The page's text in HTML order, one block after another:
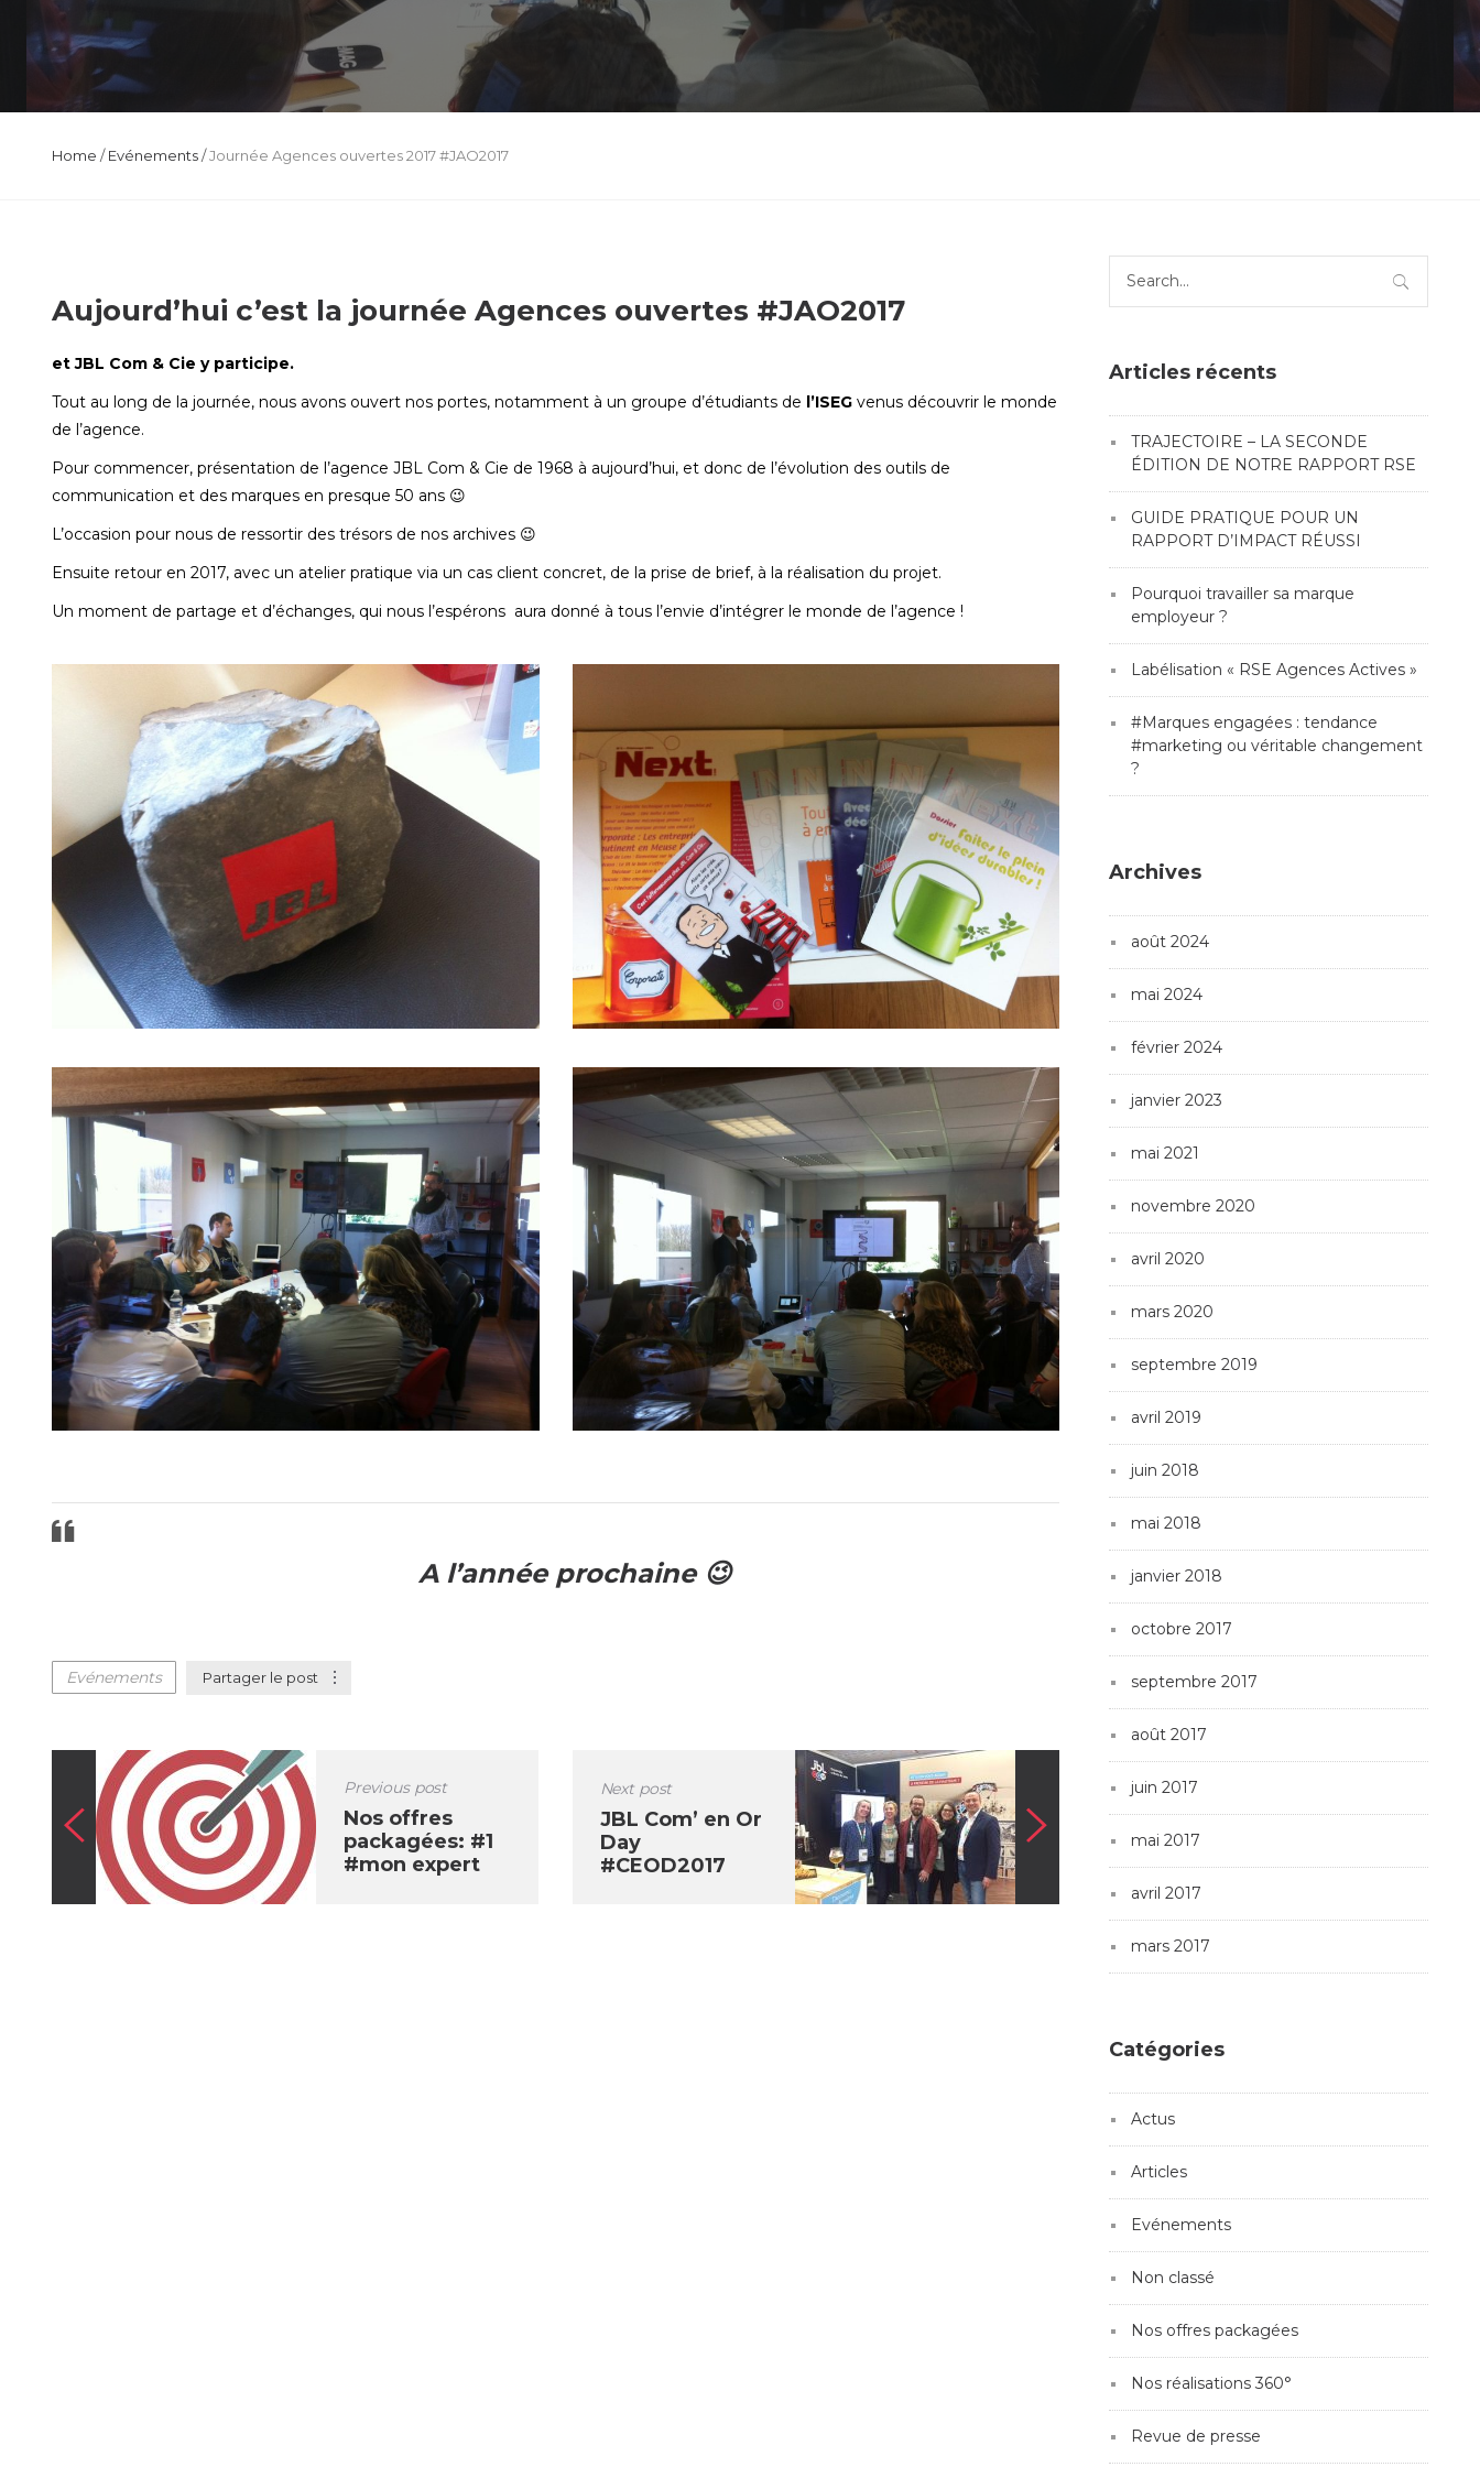
Home /Evénements/Journée Agences ouvertes 2017 #JAO2017
Aujourd’hui c’est la journée Agences ouvertes #JAO2017
et JBL Com & Cie y participe.
Tout au long de la journée, nous avons ouvert nos portes, notamment à un groupe d’étudiants de l’ISEG venus découvrir le monde
de l’agence.
Pour commencer, présentation de l’agence JBL Com & Cie de 1968 à aujourd’hui, et donc de l’évolution des outils de
communication et des marques en presque 50 ans 😉
L’occasion pour nous de ressortir des trésors de nos archives 😉
Ensuite retour en 2017, avec un atelier pratique via un cas client concret, de la prise de brief, à la réalisation du projet.
Un moment de partage et d’échanges, qui nous l’espérons aura donné à tous l’envie d’intégrer le monde de l’agence !
A l’année prochaine 😉
Evénements Partager le post
Previous post
Nos offres
packagées: #1
#mon expert
Next post
JBL Com’ en Or
Day
#CEOD2017
for:
Articles récents
TRAJECTOIRE – LA SECONDE
ÉDITION DE NOTRE RAPPORT RSE
GUIDE PRATIQUE POUR UN
RAPPORT D’IMPACT RÉUSSI
Pourquoi travailler sa marque
employeur ?
Labélisation « RSE Agences Actives »
#Marques engagées : tendance
#marketing ou véritable changement
?
Archives
août 2024
mai 2024
février 2024
janvier 2023
mai 2021
novembre 2020
avril 2020
mars 2020
septembre 2019
avril 2019
juin 2018
mai 2018
janvier 2018
octobre 2017
septembre 2017
août 2017
juin 2017
mai 2017
avril 2017
mars 2017
Catégories
Actus
Articles
Evénements
Non classé
Nos offres packagées
Nos réalisations 360°
Revue de presse